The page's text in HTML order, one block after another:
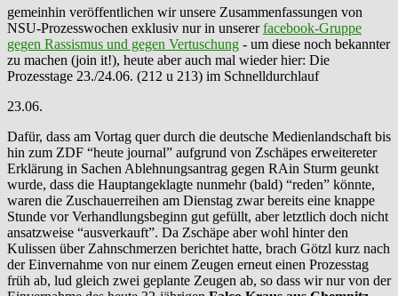
gemeinhin veröffentlichen wir unsere Zusammenfassungen von
NSU-Prozesswochen exklusiv nur in unsererfacebook-Gruppe
gegen Rassismus und gegen Vertuschung - um diese noch bekannter
zu machen (join it!), heute aber auch mal wieder hier: Die
Prozesstage 23./24.06. (212 u 213) im Schnelldurchlauf
23.06.
Dafür, dass am Vortag quer durch die deutsche Medienlandschaft bis
hin zum ZDF “heute journal” aufgrund von Zschäpes erweitereter
Erklärung in Sachen Ablehnungsantrag gegen RAin Sturm geunkt
wurde, dass die Hauptangeklagte nunmehr (bald) “reden” könnte,
waren die Zuschauerreihen am Dienstag zwar bereits eine knappe
Stunde vor Verhandlungsbeginn gut gefüllt, aber letztlich doch nicht
ansatzweise “ausverkauft”. Da Zschäpe aber wohl hinter den
Kulissen über Zahnschmerzen berichtet hatte, brach Götzl kurz nach
der Einvernahme von nur einem Zeugen erneut einen Prozesstag
früh ab, lud gleich zwei geplante Zeugen ab, so dass wir nur von der